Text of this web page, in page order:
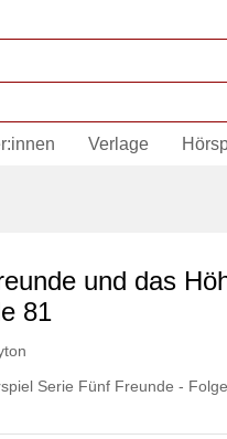
Verlage
und das
81
Serie Fünf Freunde -